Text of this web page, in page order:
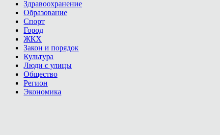
Здравоохранение
Образование
Спорт
Город
ЖКХ
Закон и порядок
Культура
Люди с улицы
Общество
Регион
Экономика